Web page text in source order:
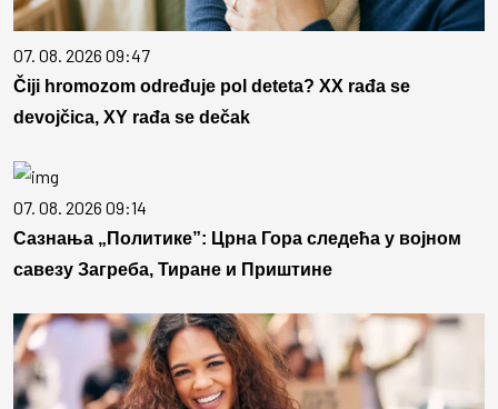
07. 08. 2026 09:47
Čiji hromozom određuje pol deteta? XX rađa se
devojčica, XY rađa se dečak
07. 08. 2026 09:14
Сазнања „Политике”: Црна Гора следећа у војном
савезу Загреба, Тиране и Приштине